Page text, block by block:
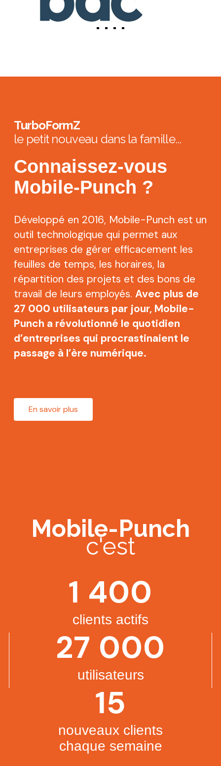
TurboFormZ
le petit nouveau dans la famille...
Connaissez-vous
Mobile-Punch ?
Développé en 2016, Mobile-Punch est un
outil technologique qui permet aux
entreprises de gérer efficacement les
feuilles de temps, les horaires, la
répartition des projets et des bons de
travail de leurs employés. Avec plus de
27 000 utilisateurs par jour, Mobile-
Punch a révolutionné le quotidien
d’entreprises qui procrastinaient le
passage à l’ère numérique.
En savoir plus
Mobile-Punch
c'est
1 400
clients actifs
27 000
utilisateurs
15
nouveaux clients
chaque semaine